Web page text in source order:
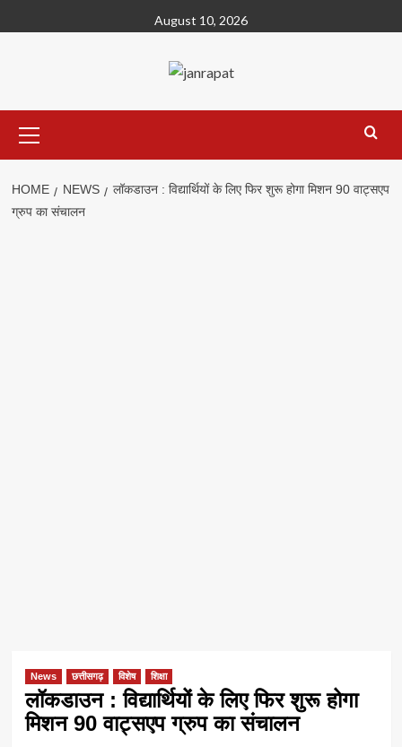
to
August 10, 2026
Menu
HOME NEWS
लॉकडाउन : विद्यार्थियों के लिए फिर शुरू होगा मिशन 90 वाट्सएप
ग्रुप का संचालन
News छत्तीसगढ़ विशेष शिक्षा
लॉकडाउन : विद्यार्थियों के लिए फिर शुरू होगा
मिशन 90 वाट्सएप ग्रुप का संचालन